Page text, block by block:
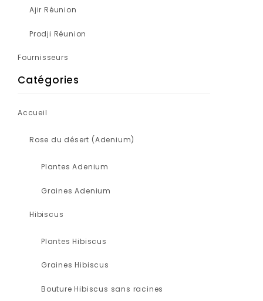
Ajir Réunion
Prodji Réunion
Fournisseurs
Catégories
Accueil
Rose du désert (Adenium)
Plantes Adenium
Graines Adenium
Hibiscus
Plantes Hibiscus
Graines Hibiscus
Bouture Hibiscus sans racines